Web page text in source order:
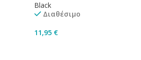
Black
Διαθέσιμο
11,95 €